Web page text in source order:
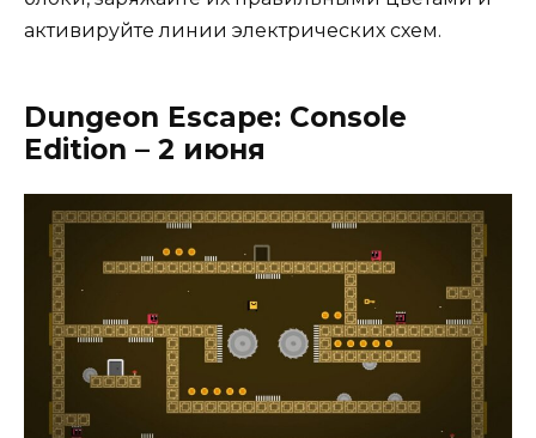
активируйте линии электрических схем.
Dungeon Escape: Console
Edition – 2 июня